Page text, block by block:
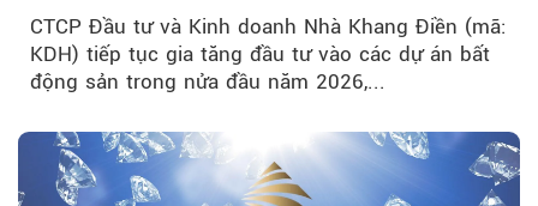
CTCP Đầu tư và Kinh doanh Nhà Khang Điền (mã:
KDH) tiếp tục gia tăng đầu tư vào các dự án bất
động sản trong nửa đầu năm 2026,...